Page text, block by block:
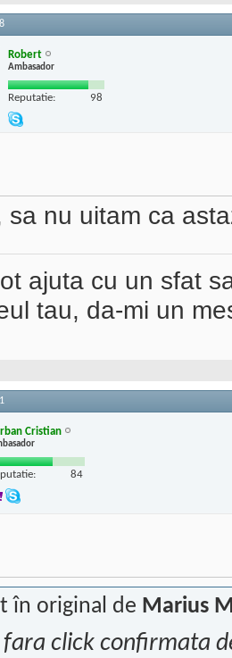
Robert
Ambasador
Reputatie: 98
sa nu uitam ca
ajuta cu un sfat
tau, da-mi un
Cristian
84
în original de Marius
click confirmata